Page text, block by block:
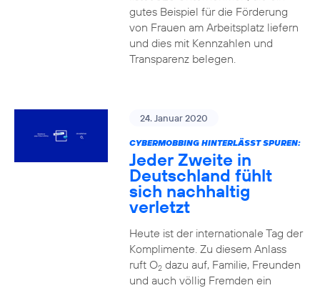
gutes Beispiel für die Förderung
von Frauen am Arbeitsplatz liefern
und dies mit Kennzahlen und
Transparenz belegen.
24. Januar 2020
CYBERMOBBING HINTERLÄSST SPUREN:
Jeder Zweite in
Deutschland fühlt
sich nachhaltig
verletzt
Heute ist der internationale Tag der
Komplimente. Zu diesem Anlass
ruft O2dazu auf, Familie, Freunden
und auch völlig Fremden ein